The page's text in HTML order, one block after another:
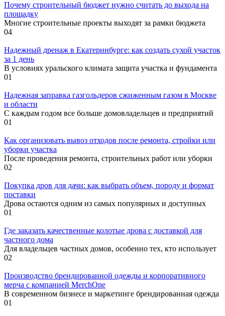
Почему строительный бюджет нужно считать до выхода на
площадку
Многие строительные проекты выходят за рамки бюджета
04
Надежный дренаж в Екатеринбурге: как создать сухой участок
за 1 день
В условиях уральского климата защита участка и фундамента
01
Надежная заправка газгольдеров сжиженным газом в Москве
и области
С каждым годом все больше домовладельцев и предприятий
01
Как организовать вывоз отходов после ремонта, стройки или
уборки участка
После проведения ремонта, строительных работ или уборки
02
Покупка дров для дачи: как выбрать объем, породу и формат
поставки
Дрова остаются одним из самых популярных и доступных
01
Где заказать качественные колотые дрова с доставкой для
частного дома
Для владельцев частных домов, особенно тех, кто использует
02
Производство брендированной одежды и корпоративного
мерча с компанией MerchOne
В современном бизнесе и маркетинге брендированная одежда
01